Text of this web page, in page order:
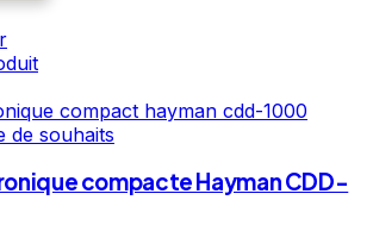
de souhaits
compacte Hayman CDD-